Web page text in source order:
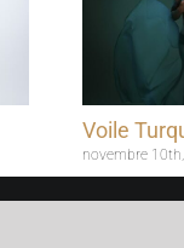
Voile
novembre